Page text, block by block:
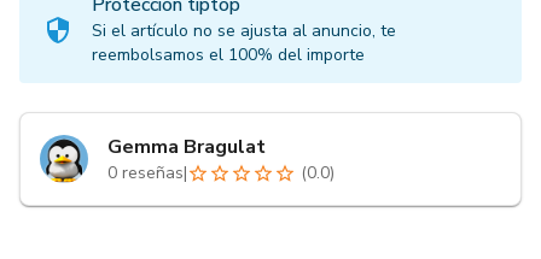
Si el artículo no se ajusta al anuncio, te
reembolsamos el 100% del importe
Gemma Bragulat
0 reseñas| (0.0)